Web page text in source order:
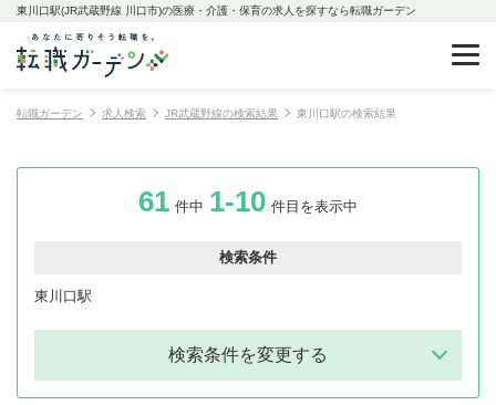
東川口駅(JR武蔵野線 川口市)の医療・介護・保育の求人を探すなら転職ガーデン
転職ガーデン 求人検索 JR武蔵野線の検索結果 東川口駅の検索結果
61 件中 1-10 件目を表示中
検索条件
東川口駅
検索条件を変更する